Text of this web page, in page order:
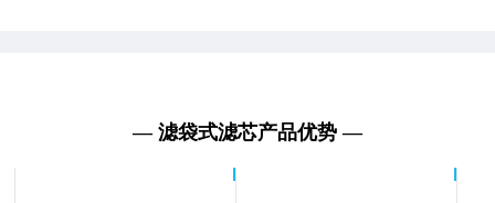
— 滤袋式滤芯产品优势 —